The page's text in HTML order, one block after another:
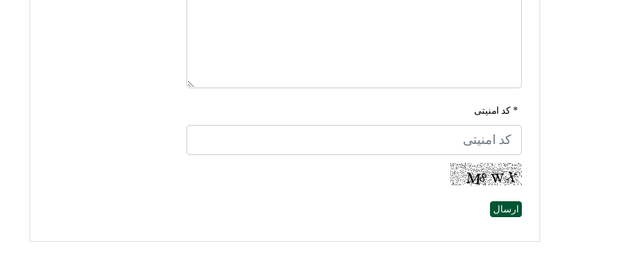
* کد امنیتی